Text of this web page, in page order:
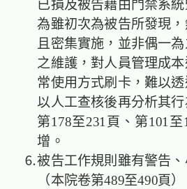
已損及被告藉由門禁系
為雖初次為被告所發現
且密集實施，並非偶一
之維護，對人員管理成
常使用方式刷卡，難以
以人工查核後再分析其
第178至231頁、第101
增。
⒍被告工作規則雖有警告、
（本院卷第489至490頁